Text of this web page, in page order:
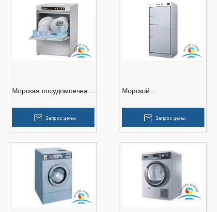
Морская посудомоечная
Запрос цены
Морской
Запрос цены